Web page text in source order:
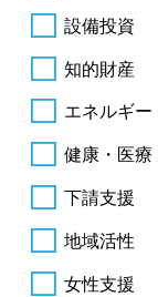
設備投資
知的財産
エネルギ
健康・医療
下請支援
地域活性
女性支援